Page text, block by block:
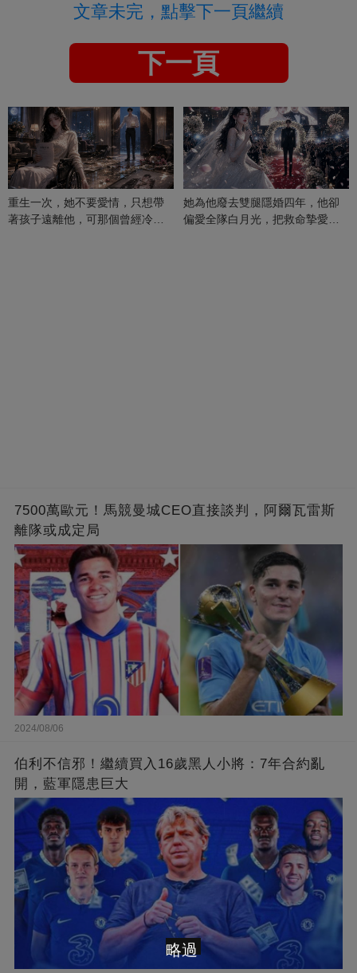
文章未完，點擊下一頁繼續
下一頁
重生一次，她不要愛情，只想帶
著孩子遠離他，可那個曾經冷漠
她為他廢去雙腿隱婚四年，他卻
偏愛全隊白月光，把救命摯愛當
7500萬歐元！馬競曼城CEO直接談判，阿爾瓦雷斯
離隊或成定局
2024/08/06
伯利不信邪！繼續買入16歲黑人小將：7年合約亂
開，藍軍隱患巨大
略過